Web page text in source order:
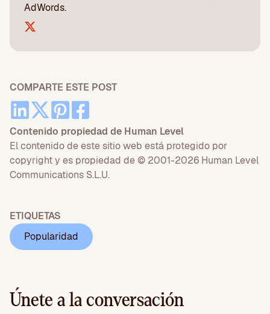
AdWords.
COMPARTE ESTE POST
Contenido propiedad de Human Level
El contenido de este sitio web está protegido por
copyright y es propiedad de © 2001-2026 Human Level
Communications S.L.U.
ETIQUETAS
Popularidad
Únete a la conversación